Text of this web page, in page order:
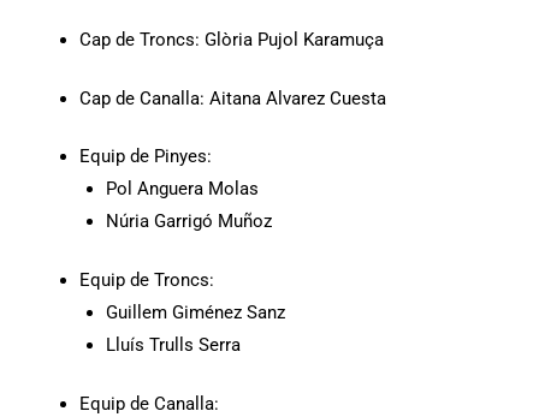
Cap de Troncs: Glòria Pujol Karamuça
Cap de Canalla: Aitana Alvarez Cuesta
Equip de Pinyes:
Pol Anguera Molas
Núria Garrigó Muñoz
Equip de Troncs:
Guillem Giménez Sanz
Lluís Trulls Serra
Equip de Canalla: